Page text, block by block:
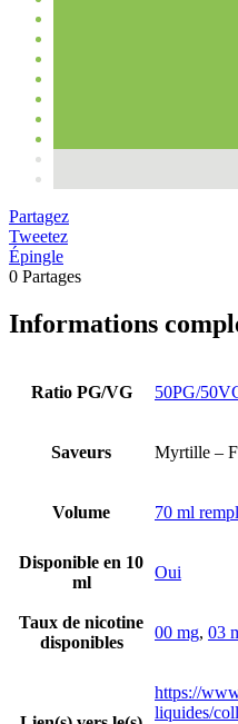
Partagez
Tweetez
Épingle
0 Partages
Informations
Ratio PG/VG 50PG/
Saveurs Myrtille –
Volume 70 ml
Disponible en 10
ml
Oui
Taux de nicotine
disponibles
00 mg, 03
https://
liquides/